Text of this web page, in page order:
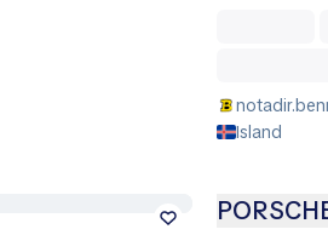
Island